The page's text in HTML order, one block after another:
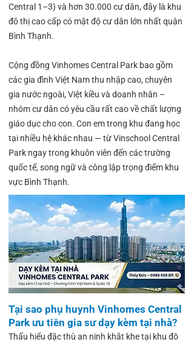
Central 1–3) và hơn 30.000 cư dân, đây là khu
đô thị cao cấp có mật độ cư dân lớn nhất quận
Bình Thạnh.
Cộng đồng Vinhomes Central Park bao gồm
các gia đình Việt Nam thu nhập cao, chuyên
gia nước ngoài, Việt kiều và doanh nhân –
nhóm cư dân có yêu cầu rất cao về chất lượng
giáo dục cho con. Con em trong khu đang học
tại nhiều hệ khác nhau — từ Vinschool Central
Park ngay trong khuôn viên đến các trường
quốc tế, song ngữ và công lập trọng điểm khu
vực Bình Thạnh.
Tại sao phụ huynh Vinhomes Central
Park ưu tiên gia sư dạy kèm tại nhà?
Thấu hiểu đặc thù an ninh khắt khe tại khu đô